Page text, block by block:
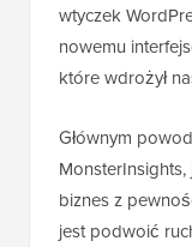
wtyczek
nowemu
które wdrożył
Głównym
biznes z
jest podwoić